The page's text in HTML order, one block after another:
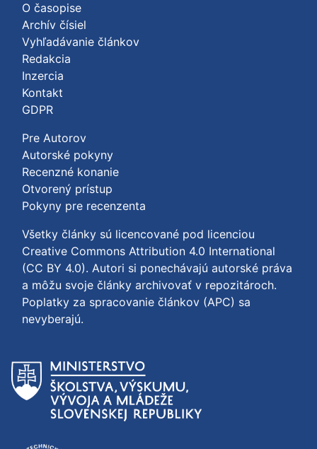
O časopise
Archív čísiel
Vyhľadávanie článkov
Redakcia
Inzercia
Kontakt
GDPR
Pre Autorov
Autorské pokyny
Recenzné konanie
Otvorený prístup
Pokyny pre recenzenta
Všetky články sú licencované pod licenciou
Creative Commons Attribution 4.0 International
(CC BY 4.0). Autori si ponechávajú autorské práva
a môžu svoje články archivovať v repozitároch.
Poplatky za spracovanie článkov (APC) sa
nevyberajú.